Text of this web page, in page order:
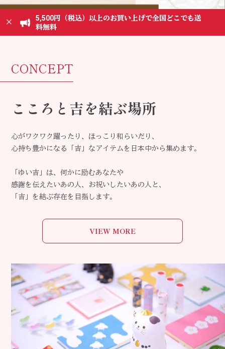
5,500円（税込）以上のお買い上げで全国どこでも送
料無料
CONCEPT
こころと吉を結ぶ場所
心がワクワク躍ったり、ほっこり和らいだり、
心持ち豊かになる「吉」なアイテムを日本中から集めます。
「ゆい吉」は、何かに励むあなたや
感謝を伝えたいあの人、お祝いしたいあの人と、
「吉」を結ぶ存在を目指します。
VIEW MORE